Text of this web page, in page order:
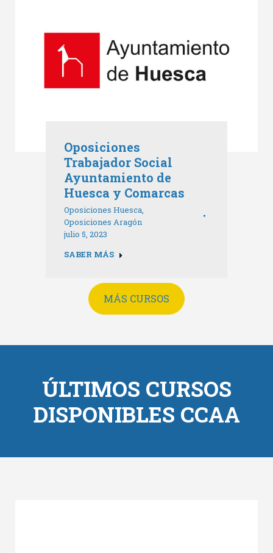
Oposiciones
Trabajador Social
Ayuntamiento de
Huesca y Comarcas
Oposiciones Huesca,
Oposiciones Aragón
julio 5, 2023
SABER MÁS
MÁS CURSOS
ÚLTIMOS CURSOS
DISPONIBLES CCAA